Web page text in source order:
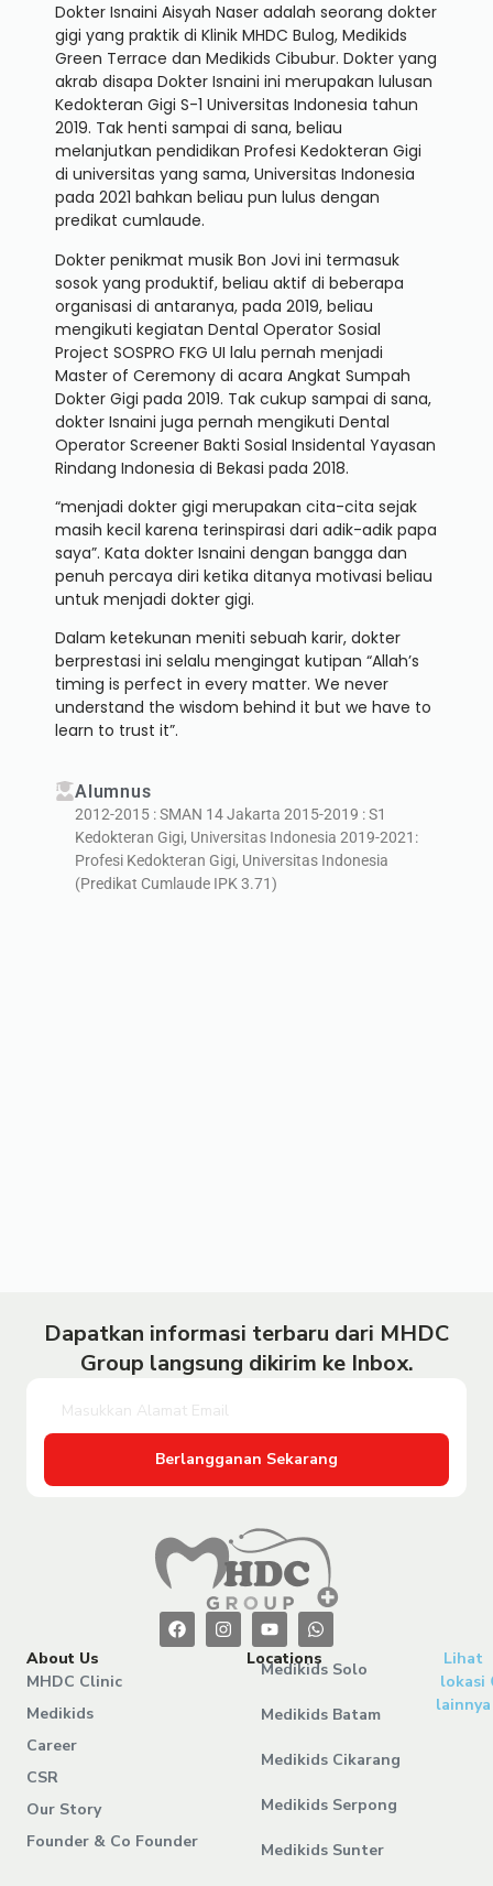
Dokter Isnaini Aisyah Naser adalah seorang dokter
gigi yang praktik di Klinik MHDC Bulog, Medikids
Green Terrace dan Medikids Cibubur. Dokter yang
akrab disapa Dokter Isnaini ini merupakan lulusan
Kedokteran Gigi S-1 Universitas Indonesia tahun
2019. Tak henti sampai di sana, beliau
melanjutkan pendidikan Profesi Kedokteran Gigi
di universitas yang sama, Universitas Indonesia
pada 2021 bahkan beliau pun lulus dengan
predikat cumlaude.
Dokter penikmat musik Bon Jovi ini termasuk
sosok yang produktif, beliau aktif di beberapa
organisasi di antaranya, pada 2019, beliau
mengikuti kegiatan Dental Operator Sosial
Project SOSPRO FKG UI lalu pernah menjadi
Master of Ceremony di acara Angkat Sumpah
Dokter Gigi pada 2019. Tak cukup sampai di sana,
dokter Isnaini juga pernah mengikuti Dental
Operator Screener Bakti Sosial Insidental Yayasan
Rindang Indonesia di Bekasi pada 2018.
“menjadi dokter gigi merupakan cita-cita sejak
masih kecil karena terinspirasi dari adik-adik papa
saya”. Kata dokter Isnaini dengan bangga dan
penuh percaya diri ketika ditanya motivasi beliau
untuk menjadi dokter gigi.
Dalam ketekunan meniti sebuah karir, dokter
berprestasi ini selalu mengingat kutipan “Allah’s
timing is perfect in every matter. We never
understand the wisdom behind it but we have to
learn to trust it”.
Alumnus
2012-2015 : SMAN 14 Jakarta 2015-2019 : S1
Kedokteran Gigi, Universitas Indonesia 2019-2021:
Profesi Kedokteran Gigi, Universitas Indonesia
(Predikat Cumlaude IPK 3.71)
Dapatkan informasi terbaru dari MHDC
Group langsung dikirim ke Inbox.
Berlangganan Sekarang
About Us
MHDC Clinic
Medikids
Career
CSR
Our Story
Founder & Co Founder
Locations
Medikids Solo
Medikids Batam
Medikids Cikarang
Medikids Serpong
Medikids Sunter
Lihat
lokasi
lainnya